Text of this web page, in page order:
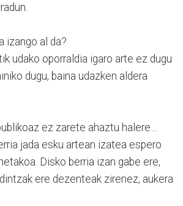
izango al da?
udako oporraldia igaro arte ez dugu
dugu, baina udazken aldera
ez zarete ahaztu halere…
jada esku artean izatea espero
Disko berria izan gabe ere,
ere dezenteak zirenez, aukera